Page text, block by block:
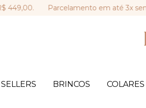
Parcelamento em até 3x sem juros.
BRINCOS COLARES